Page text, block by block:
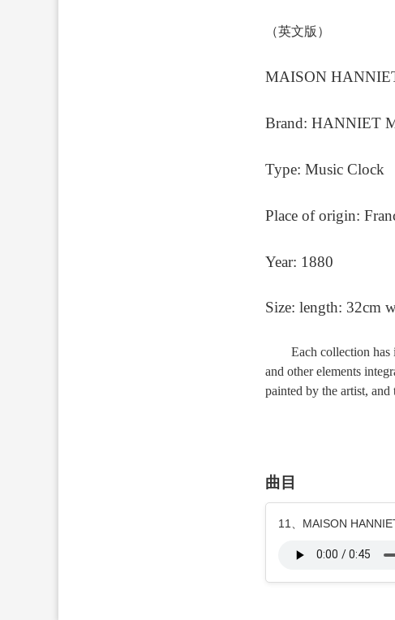
（英文版）
MAISON
Brand: HANNIET
Type: Music Clock
Place of origin:
Year: 1880
Size: length: 32cm
Each collection
and other elements
painted by the artist,
曲目
11、MAISON